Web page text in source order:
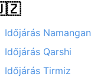
Időjárás Namangan
Időjárás Qarshi
Időjárás Tirmiz